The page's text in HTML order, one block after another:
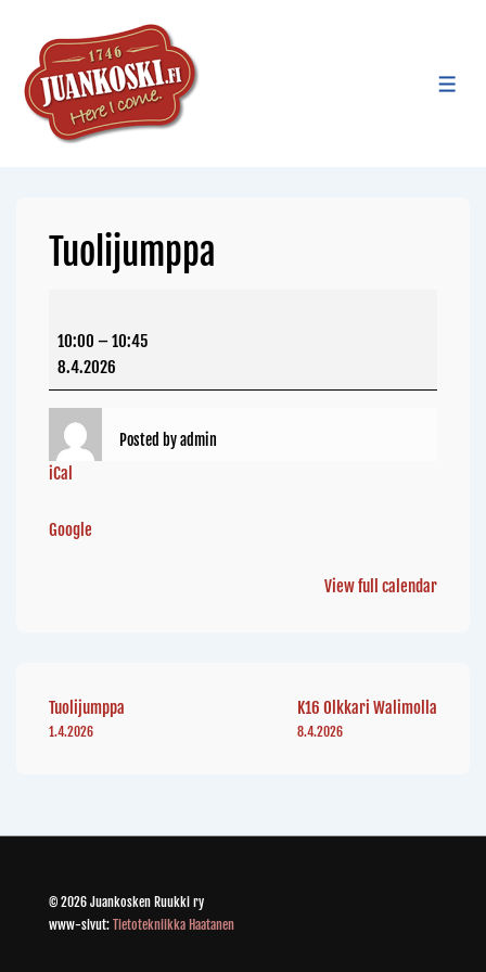
Tuolijumppa
10:00 –10:45
8.4.2026
Posted byadmin
iCal
Google
View full calendar
Tuolijumppa
1.4.2026
K16 Olkkari Walimolla
8.4.2026
© 2026 Juankosken Ruukki ry
www-sivut: Tietotekniikka Haatanen